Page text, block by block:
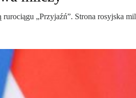
„Przyjaźń”. Strona rosyjska